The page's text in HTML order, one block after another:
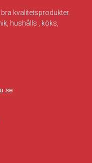
kvalitetsprodukter.
hushålls , köks,